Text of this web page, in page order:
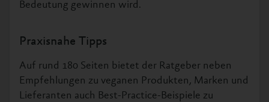
Bedeutung gewinnen wird.
Praxisnahe Tipps
Auf rund 180 Seiten bietet der Ratgeber neben
Empfehlungen zu veganen Produkten, Marken und
Lieferanten auch Best-Practice-Beispiele zu